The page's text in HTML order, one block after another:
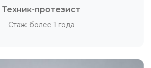
Техник-протезист
Стаж: более 1 года